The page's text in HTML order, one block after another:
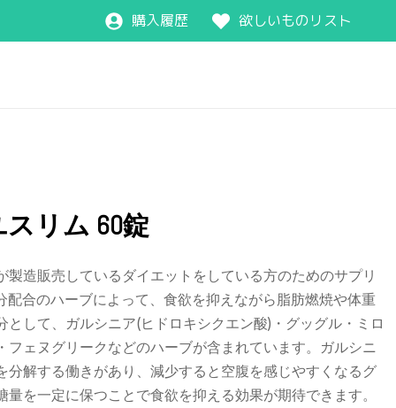
購入履歴 欲しいものリスト
リム 60錠
製造販売しているダイエットをしている方のためのサプリ
配合のハーブによって、食欲を抑えながら脂肪燃焼や体重
として、ガルシニア(ヒドロキシクエン酸)・グッグル・ミロ
フェヌグリークなどのハーブが含まれています。ガルシニ
分解する働きがあり、減少すると空腹を感じやすくなるグ
を一定に保つことで食欲を抑える効果が期待できます。